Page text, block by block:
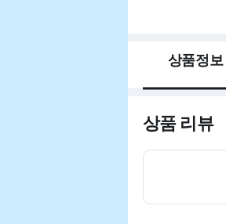
상품정보
상품 리뷰